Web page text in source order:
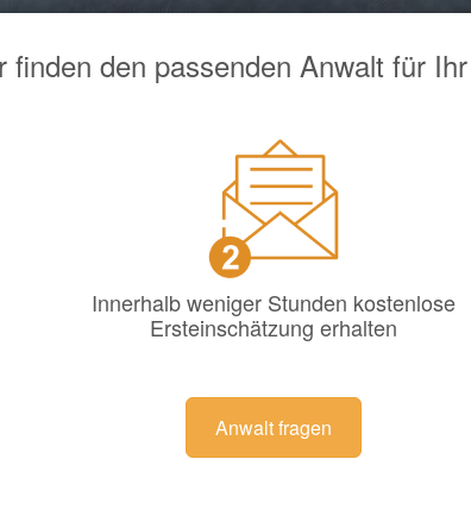
finden den passenden Anwalt für
Innerhalb weniger Stunden kostenlose
Ersteinschätzung erhalten
Anwalt fragen